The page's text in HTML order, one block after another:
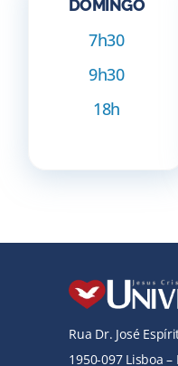
DOMINGO
7h30
9h30
18h
Rua Dr. José
1950-097 Lisboa –